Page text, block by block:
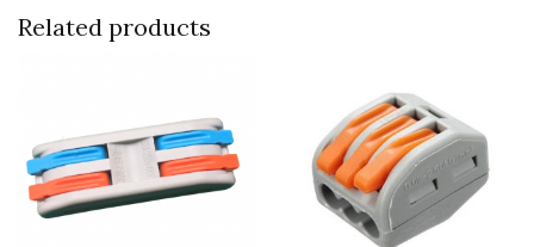
Related products